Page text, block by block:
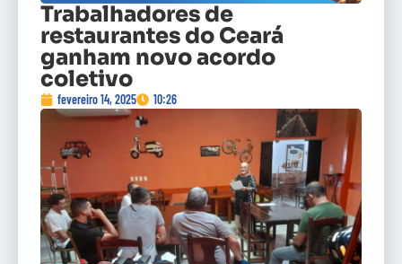
Trabalhadores de
restaurantes do Ceará
ganham novo acordo
coletivo
fevereiro 14, 2025 10:26